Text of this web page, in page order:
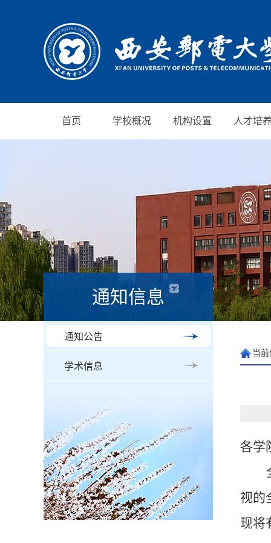
首页 学校概况 机构设置 人才培养
通知信息
通知公告
学术信息
当
各学
视的
现将